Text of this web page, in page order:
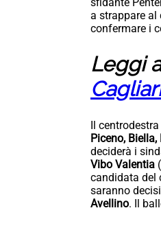
a strappare al
confermare i
Leggi
Il
Piceno, Biella,
deciderà i
Vibo Valentia
candidata del
saranno
Avellino. Il